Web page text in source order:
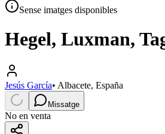
Sense imatges disponibles
Hegel, Luxman,
Jesús García• Albacete, España
Missatge
No en venta